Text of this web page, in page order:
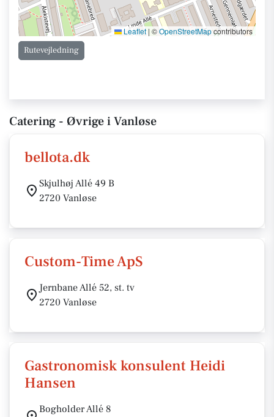
Leaflet | ©OpenStreetMapcontributors
Rutevejledning
Catering - Øvrige i Vanløse
bellota.dk
Skjulhøj Allé 49 B
2720 Vanløse
Custom-Time ApS
Jernbane Allé 52, st. tv
2720 Vanløse
Gastronomisk konsulent Heidi
Hansen
Bogholder Allé 8